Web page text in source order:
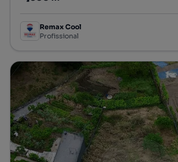
Preço por metro quadrado
Remax Cool
Profissional